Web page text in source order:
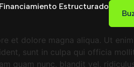
Financiamiento Estructurado
et dolore magna aliqua. Ut
sunt in culpa qui officia
quam nunc, blandit vel,